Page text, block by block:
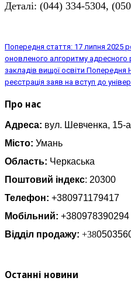
Деталі: (044) 334-5304,
Попередня стаття: 17 липня 2025
оновленого алгоритму адресного
закладів вищої освіти Попередня
реєстрація заяв на вступ до
Про нас
Адреса: вул. Шевченка, 15-а
Місто: Умань
Область: Черкаська
Поштовий індекс: 20300
Телефон: +380971179417
Мобільний: +380978390294
Відділ продажу: +38
Останні новини